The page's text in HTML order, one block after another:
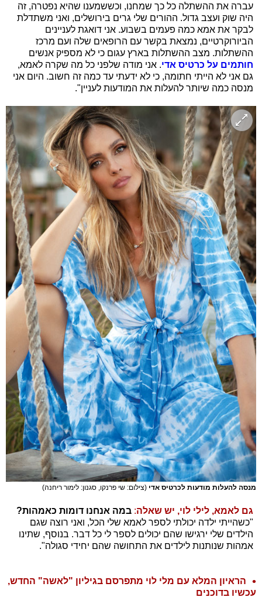
עברה את ההשתלה כל כך שמחנו, וכששמענו שהיא נפטרה, זה
היה שוק ועצב גדול. ההורים שלי גרים בירושלים, ואני משתדלת
לבקר את אמא כמה פעמים בשבוע. אני דואגת לעניינים
הביורוקרטיים, נמצאת בקשר עם הרופאים שלה ועם מרכז
ההשתלות. מצב ההשתלות בארץ עגום כי לא מספיק אנשים
חותמים על כרטיס אדי. אני מודה שלפני כל מה שקרה לאמא,
גם אני לא הייתי חתומה, כי לא ידעתי עד כמה זה חשוב. היום אני
מנסה כמה שיותר להעלות את המודעות לעניין".
מנסה להעלות מודעות לכרטיס אדי (צילום: שי פרנקו, סגנון: לימור ריחנה)
גם לאמא, לילי לוי, יש שאלה: במה אנחנו דומות כאמהות?
"כשהייתי ילדה יכולתי לספר לאמא שלי הכל, ואני רוצה שגם
הילדים שלי ירגישו שהם יכולים לספר לי כל דבר. בנוסף, שתינו
אמהות שנותנות לילדים את התחושה שהם יחידי סגולה".
הראיון המלא עם מלי לוי מתפרסם בגיליון "לאשה" החדש,
עכשיו בדוכנים